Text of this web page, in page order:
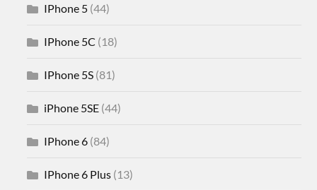
IPhone 5 (44)
IPhone 5C (18)
IPhone 5S (81)
iPhone 5SE (44)
IPhone 6 (84)
IPhone 6 Plus (13)